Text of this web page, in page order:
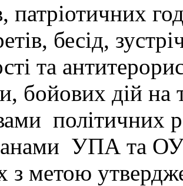
патріотичних
бесід,
та
бойових дій на
політичних
УПА та
з метою